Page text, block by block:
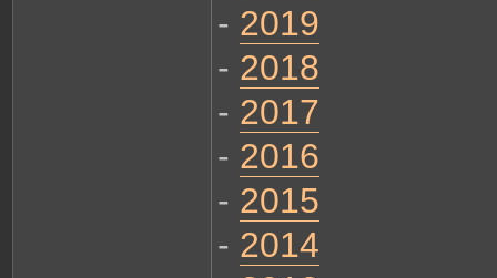
- 2019
- 2018
- 2017
- 2016
- 2015
- 2014